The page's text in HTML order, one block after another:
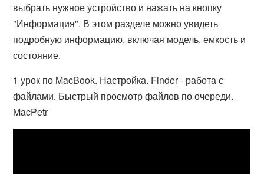
выбрать нужное устройство и нажать на кнопку
"Информация". В этом разделе можно увидеть
подробную информацию, включая модель, емкость и
состояние.
1 урок по MacBook. Настройка. Finder - работа с
файлами. Быстрый просмотр файлов по очереди.
MacPetr